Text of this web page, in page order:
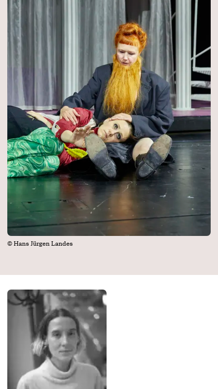
© Hans Jürgen Landes